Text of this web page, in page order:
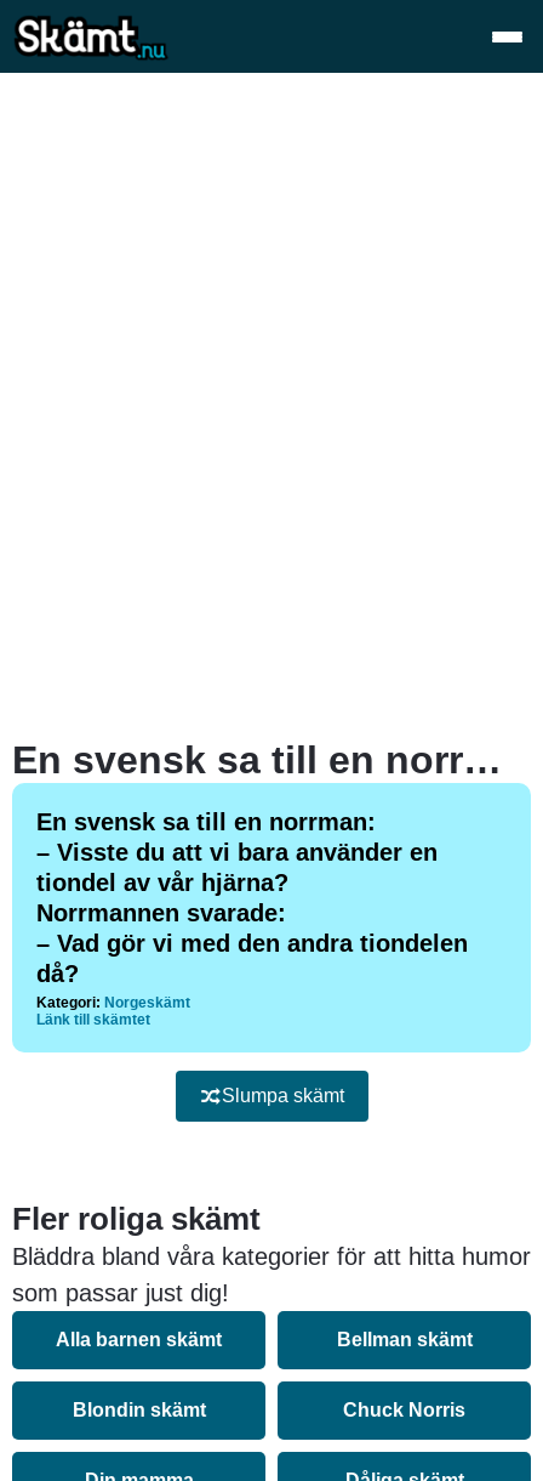
En svensk sa till en norrman:
En svensk sa till en norrman:
– Visste du att vi bara använder en
tiondel av vår hjärna?
Norrmannen svarade:
– Vad gör vi med den andra tiondelen
då?
Kategori: Norgeskämt
Länk till skämtet
Slumpa skämt
Fler roliga skämt
Bläddra bland våra kategorier för att hitta humor
som passar just dig!
Alla barnen skämt Bellman skämt
Blondin skämt Chuck Norris